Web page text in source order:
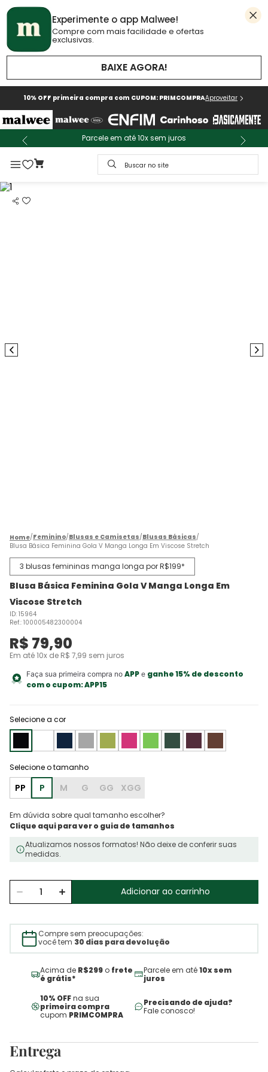
Experimente o app Malwee!
Compre com mais facilidade e ofertas
exclusivas.
BAIXE AGORA!
10% OFF primeira compra com CUPOM: PRIMCOMPRAAproveitar
Parcele em até 10x sem juros
Buscar no site
Feminino Blusas e Camisetas Blusas Básicas
Blusa Básica Feminina Gola V Manga Longa Em Viscose Stretch
3 blusas femininas manga longa por R$199*
Blusa Básica Feminina Gola V Manga Longa Em
Viscose Stretch
ID: 15964
Ref.: 100005482300004
R$ 79,90
Em até10x de R$ 7,99 sem juros
Faça sua primeira compra no APPe ganhe 15% de desconto
com o cupom:APP15
Selecione a cor
PP P M G GG XGG
Em dúvida sobre qual tamanho escolher?
Atualizamos nossos formatos! Não deixe de conferir suas
medidas.
Adicionar ao carrinho
Compre sem preocupações:
você tem 30 dias para devolução
Acima de R$299 o frete
é grátis*
Parcele em até10x sem
juros
10% OFFna sua
primeira compra
cupom PRIMCOMPRA
Precisando de ajuda?
Fale conosco!
Entrega